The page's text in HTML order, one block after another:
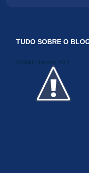
TUDO SOBRE O
Midiakit Danosse 2014